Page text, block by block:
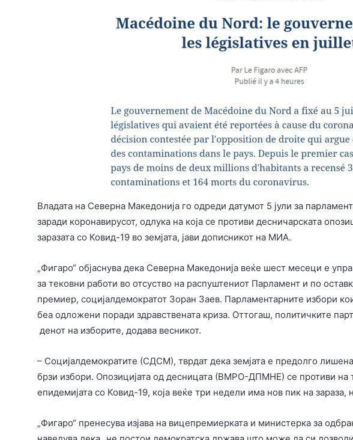
Владата на Северна Македонија го одреди датумот 5 јули за
заради коронавирусот, одлука на која се противи десничарската
заразата со Ковид-19 во земјата, јави дописникот на МИА.
„Фигаро“ објаснува дека Северна Македонија веќе шест месеци е
за тековни работи во отсуство на распуштениот Парламент и по
премиер, социјалдемократот Зоран Заев. Парламентарните избори
беа одложени поради здравствената криза. Оттогаш, политичките
денот на изборите, додава весникот.
– Социјалдемократите (СДСМ), тврдат дека земјата е предолго
брзи избори. Опозицијата од десницата (ВМРО-ДПМНЕ) се противи на
епидемијата со Ковид-19, која веќе три недели има нов пик на зараза,
„Фигаро“ пренесува изјава на вицепремиерката и министерка за